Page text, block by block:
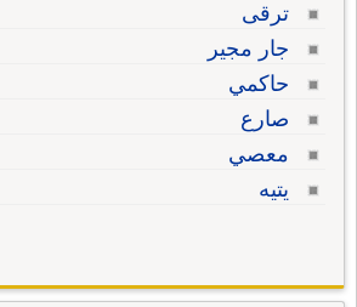
ترقى
جار مجير
حاكمي
صارع
معصي
يتيه